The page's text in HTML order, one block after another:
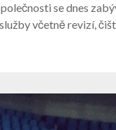
se dnes
včetně revizí,